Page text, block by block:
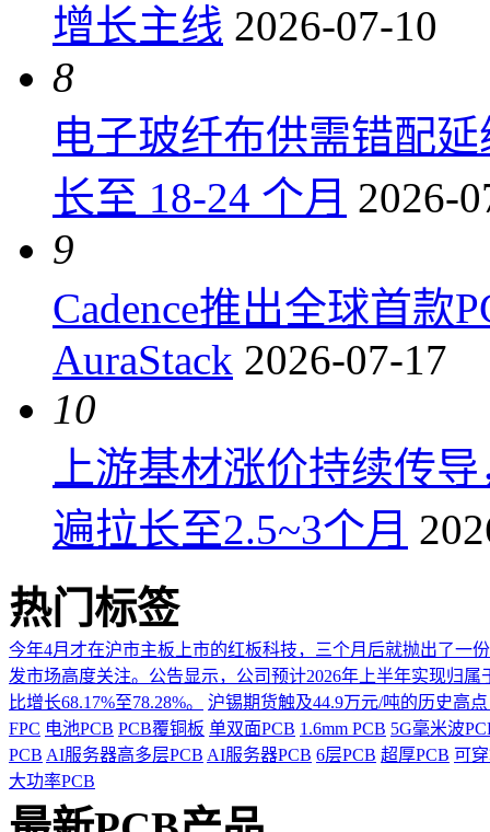
增长主线 2026-07-10
8
电子玻纤布供需错配
长至 18-24 个月 2026-
9
Cadence推出全球首款
AuraStack 2026-07-17
10
上游基材涨价持续传
遍拉长至2.5~3个月
热门标签
今年4月才在沪市主板上市的红板科技，三个月后就抛出了一
发市场高度关注。公告显示，公司预计2026年上半年实现归
比增长68.17%至78.28%。
沪锡期货触及44.9万元/吨的历史高
FPC 电池PCB PCB覆铜板 单双面PCB 1.6mm PCB 5G毫米波
PCB AI服务器高多层PCB AI服务器PCB 6层PCB 超厚PCB 可
大功率PCB